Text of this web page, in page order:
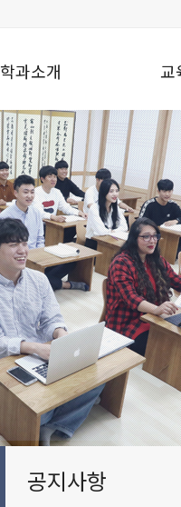
학과소개 교